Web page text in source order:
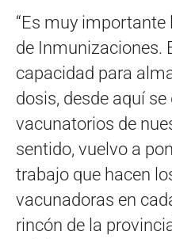
“Es muy
de Inmunizaciones.
capacidad para
dosis, desde aquí
vacunatorios de
sentido, vuelvo a
trabajo que hacen
vacunadoras en
rincón de la